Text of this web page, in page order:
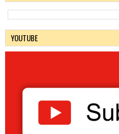
YOUTUBE